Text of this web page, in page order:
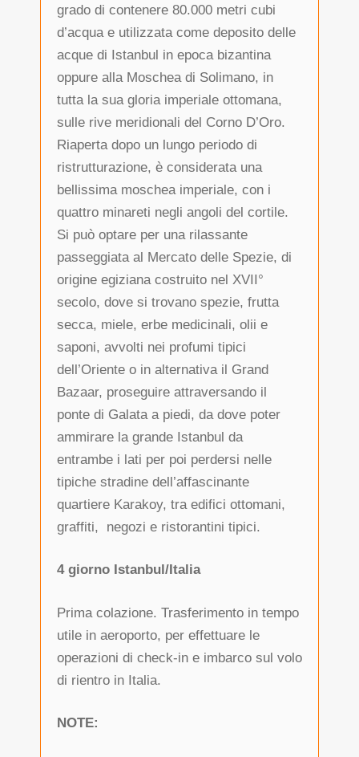
grado di contenere 80.000 metri cubi
d’acqua e utilizzata come deposito delle
acque di Istanbul in epoca bizantina
oppure alla Moschea di Solimano, in
tutta la sua gloria imperiale ottomana,
sulle rive meridionali del Corno D’Oro.
Riaperta dopo un lungo periodo di
ristrutturazione, è considerata una
bellissima moschea imperiale, con i
quattro minareti negli angoli del cortile.
Si può optare per una rilassante
passeggiata al Mercato delle Spezie, di
origine egiziana costruito nel XVII°
secolo, dove si trovano spezie, frutta
secca, miele, erbe medicinali, olii e
saponi, avvolti nei profumi tipici
dell’Oriente o in alternativa il Grand
Bazaar, proseguire attraversando il
ponte di Galata a piedi, da dove poter
ammirare la grande Istanbul da
entrambe i lati per poi perdersi nelle
tipiche stradine dell’affascinante
quartiere Karakoy, tra edifici ottomani,
graffiti, negozi e ristorantini tipici.
4 giorno Istanbul/Italia
Prima colazione. Trasferimento in tempo
utile in aeroporto, per effettuare le
operazioni di check-in e imbarco sul volo
di rientro in Italia.
NOTE: